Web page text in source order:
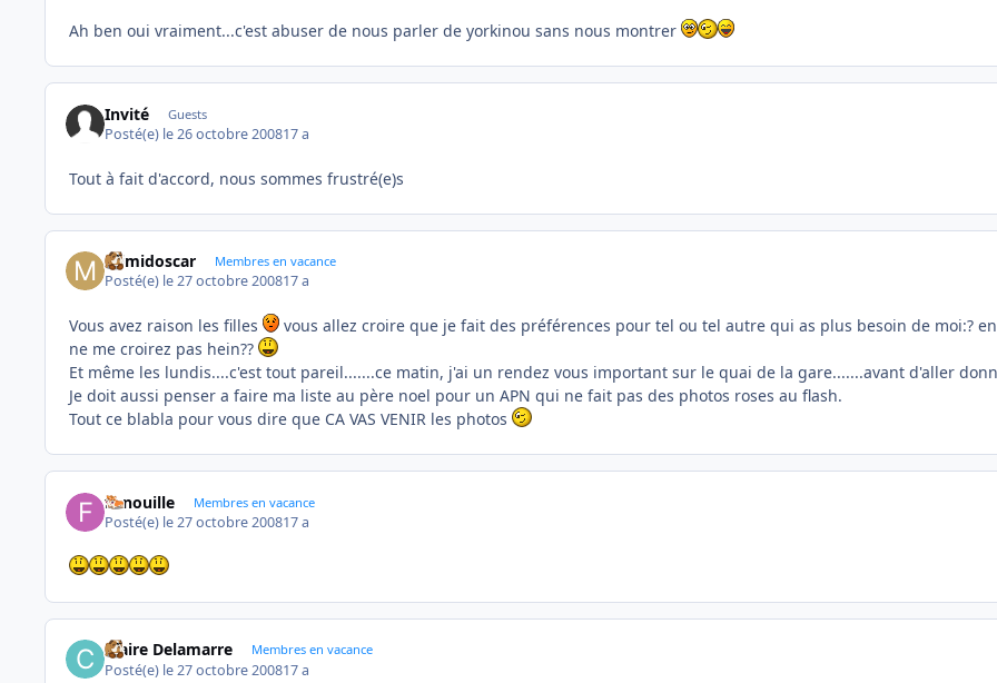
Ah ben oui vraiment...c'est abuser de nous parler de yorkinou sans nous montrer
Invité Guests
Posté(e) le 26 octobre 200817 a
Tout à fait d'accord, nous sommes frustré(e)s
mimidoscar Membres en vacance
Posté(e) le 27 octobre 200817 a
Vous avez raison les filles
vous allez croire que je fait des préférences pour tel ou tel autre qui as plus besoin de moi:?
ne me croirez pas hein??
Et même les lundis....c'est tout pareil.......ce matin, j'ai un rendez vous important sur le quai de la gare.......avant d'aller
Je doit aussi penser a faire ma liste au père noel pour un APN qui ne fait pas des photos roses au flash.
Tout ce blabla pour vous dire que CA VAS VENIR les photos
Fanouille Membres en vacance
Posté(e) le 27 octobre 200817 a
Claire Delamarre Membres en vacance
Posté(e) le 27 octobre 200817 a